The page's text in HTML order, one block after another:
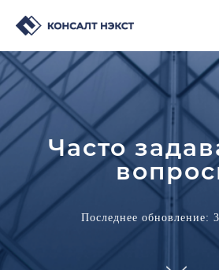
Часто
Последнее обновление: